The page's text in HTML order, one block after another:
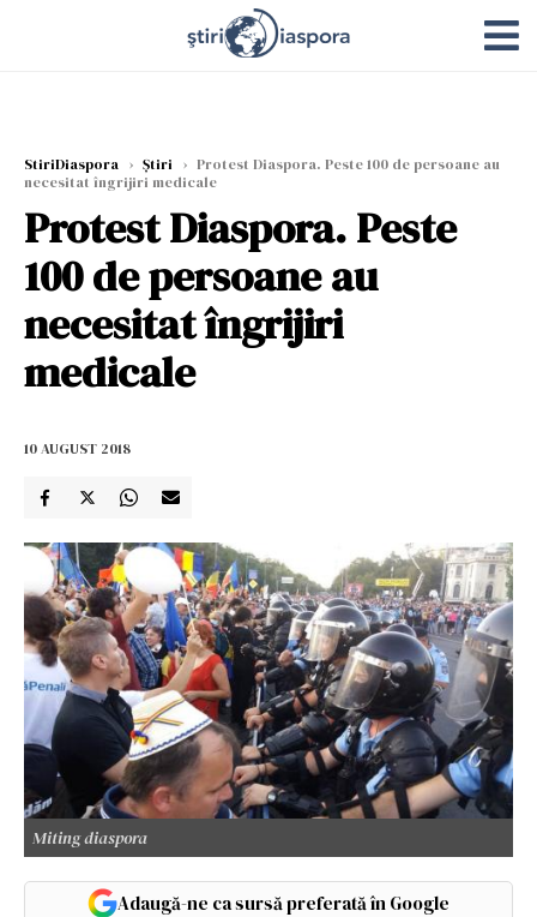
StiriDiaspora › Știri › Protest Diaspora. Peste 100 de persoane au
necesitat îngrijiri medicale
Protest Diaspora. Peste
100 de persoane au
necesitat îngrijiri
medicale
10 AUGUST 2018
Miting diaspora
Adaugă-ne ca sursă preferată în Google